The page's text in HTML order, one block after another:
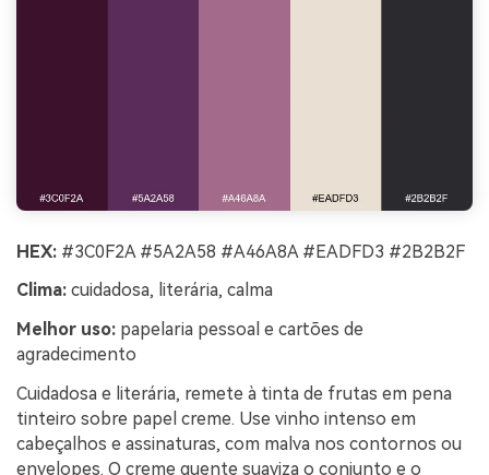
HEX: #3C0F2A #5A2A58 #A46A8A #EADFD3 #2B2B2F
Clima: cuidadosa, literária, calma
Melhor uso: papelaria pessoal e cartões de
agradecimento
Cuidadosa e literária, remete à tinta de frutas em pena
tinteiro sobre papel creme. Use vinho intenso em
cabeçalhos e assinaturas, com malva nos contornos ou
envelopes. O creme quente suaviza o conjunto e o